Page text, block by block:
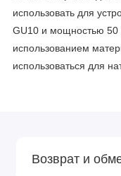
использовать для
GU10 и мощностью 50
использованием
использоваться для
Возврат и